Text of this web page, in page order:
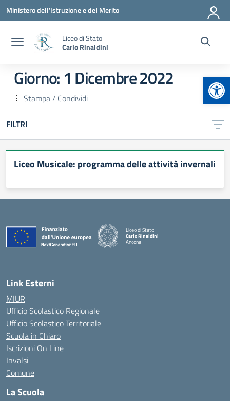
Vai ai contenuti
Vai al menu di navigazione
Vai al footer
Ministero dell'Istruzione e del Merito
Liceo di Stato
Carlo Rinaldini
Giorno: 1 Dicembre 2022
Stampa / Condividi
FILTRI
Liceo Musicale: programma delle attività invernali
Liceo di Stato
Carlo Rinaldini
Ancona
Link Esterni
MIUR
Ufficio Scolastico Regionale
Ufficio Scolastico Territoriale
Scuola in Chiaro
Iscrizioni On Line
Invalsi
Comune
La Scuola